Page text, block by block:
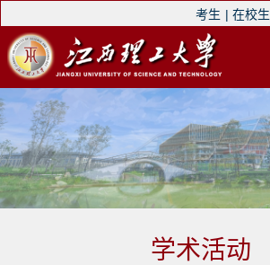
考生 | 在校生
学术活动